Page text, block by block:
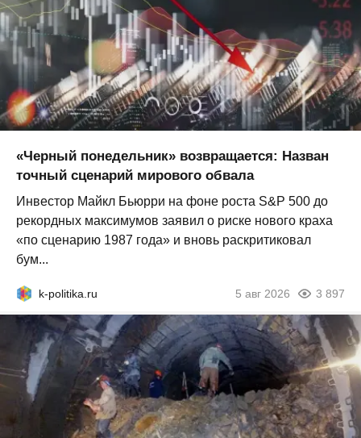
«Черный понедельник» возвращается: Назван
точный сценарий мирового обвала
Инвестор Майкл Бьюрри на фоне роста S&P 500 до
рекордных максимумов заявил о риске нового краха
«по сценарию 1987 года» и вновь раскритиковал
бум...
k-politika.ru 5 авг 2026 3 897